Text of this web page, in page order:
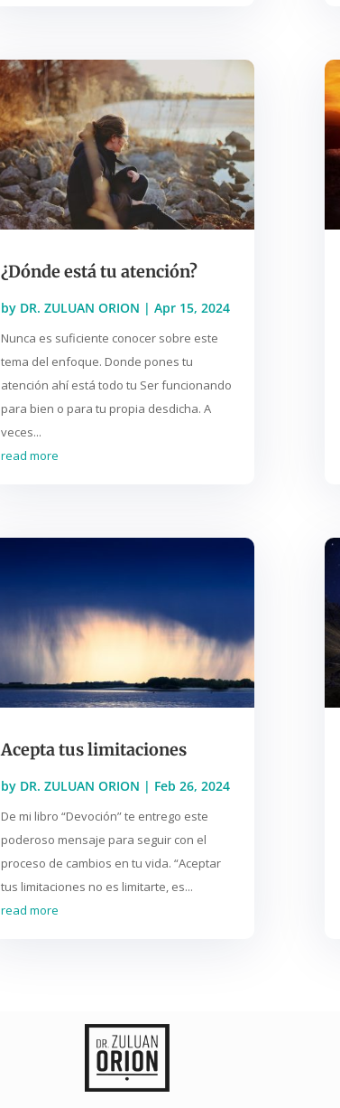
¿Dónde está tu atención?
by DR. ZULUAN ORION | Apr 15, 2024
Nunca es suficiente conocer sobre este
tema del enfoque. Donde pones tu
atención ahí está todo tu Ser funcionando
para bien o para tu propia desdicha. A
veces...
read more
Acepta tus limitaciones
by DR. ZULUAN ORION | Feb 26, 2024
De mi libro “Devoción” te entrego este
poderoso mensaje para seguir con el
proceso de cambios en tu vida. “Aceptar
tus limitaciones no es limitarte, es...
read more